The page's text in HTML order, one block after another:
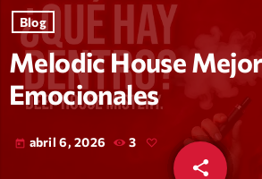
Blog
Melodic House
Emocionales
today abril 6, 2026 3
share
email